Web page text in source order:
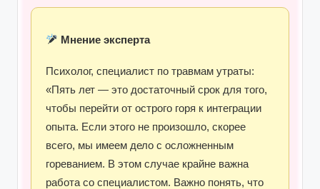
Мнение эксперта
Психолог, специалист по травмам утраты:
«Пять лет — это достаточный срок для того,
чтобы перейти от острого горя к интеграции
опыта. Если этого не произошло, скорее
всего, мы имеем дело с осложненным
гореванием. В этом случае крайне важна
работа со специалистом. Важно понять, что